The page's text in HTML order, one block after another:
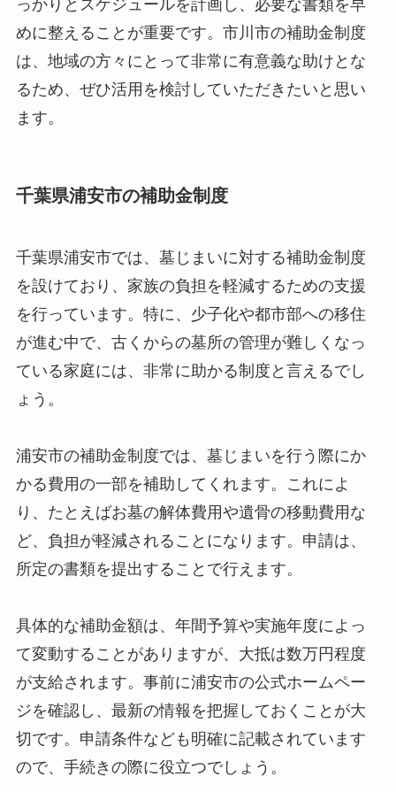
っかりとスケジュールを計画し、必要な書類を早
めに整えることが重要です。市川市の補助金制度
は、地域の方々にとって非常に有意義な助けとな
るため、ぜひ活用を検討していただきたいと思い
ます。
千葉県浦安市の補助金制度
千葉県浦安市では、墓じまいに対する補助金制度
を設けており、家族の負担を軽減するための支援
を行っています。特に、少子化や都市部への移住
が進む中で、古くからの墓所の管理が難しくなっ
ている家庭には、非常に助かる制度と言えるでし
ょう。
浦安市の補助金制度では、墓じまいを行う際にか
かる費用の一部を補助してくれます。これによ
り、たとえばお墓の解体費用や遺骨の移動費用な
ど、負担が軽減されることになります。申請は、
所定の書類を提出することで行えます。
具体的な補助金額は、年間予算や実施年度によっ
て変動することがありますが、大抵は数万円程度
が支給されます。事前に浦安市の公式ホームペー
ジを確認し、最新の情報を把握しておくことが大
切です。申請条件なども明確に記載されています
ので、手続きの際に役立つでしょう。